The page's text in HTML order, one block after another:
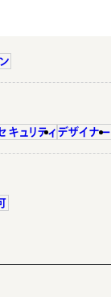
キュリティ デザイナー